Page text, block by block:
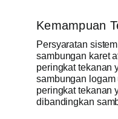
Kemampuan
Persyaratan
sambungan karet
peringkat tekanan
sambungan
peringkat tekanan
dibandingkan